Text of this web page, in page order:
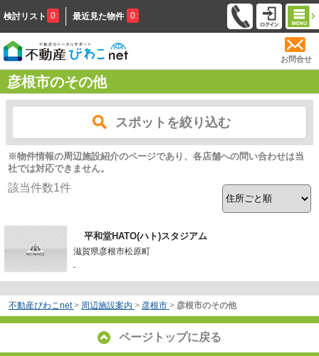
検討リスト 0 最近見た物件 0
お問合せ
彦根市のその他
スポットを絞り込む
※物件情報の周辺施設紹介のページであり、各店舗への問い合わせは当
社では対応できません。
該当件数1件
平和堂HATO(ハト)スタジアム
滋賀県彦根市松原町
-
不動産びわこnet > 周辺施設案内 > 彦根市 > 彦根市のその他
ページトップに戻る